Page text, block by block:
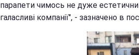
парапети чимось не дуже
галасливі компанії", - зазначено в